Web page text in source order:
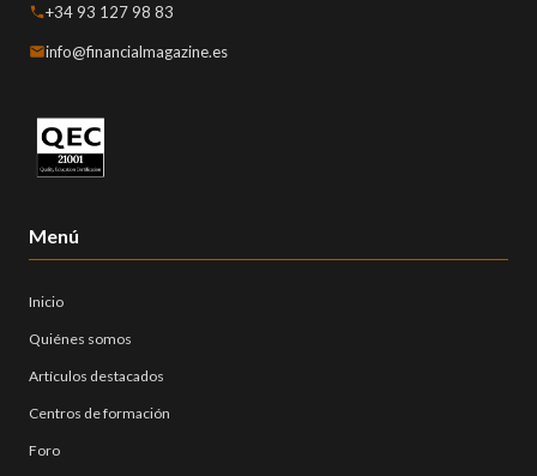
+34 93 127 98 83
info@financialmagazine.es
Menú
Inicio
Quiénes somos
Artículos destacados
Centros de formación
Foro